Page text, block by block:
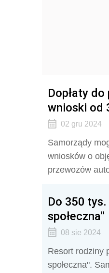
Dopłaty
wnioski od
02 gru 2024
Samorządy
wniosków o
przewozów
Do 350
społeczna"
08 sie 2024
Resort rodziny
społeczna".